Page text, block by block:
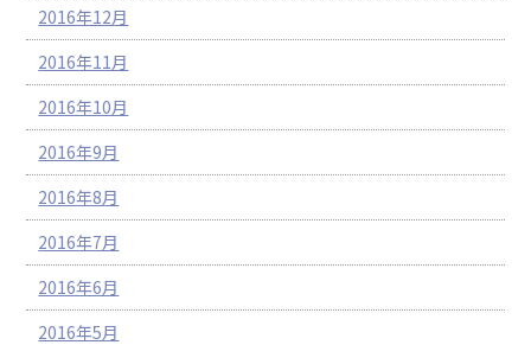
2016年12月
2016年11月
2016年10月
2016年9月
2016年8月
2016年7月
2016年6月
2016年5月